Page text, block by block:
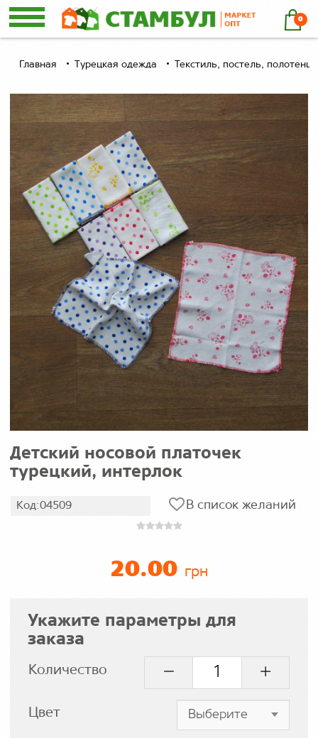
0
Главная Турецкая одежда Текстиль, постель, полотенца
Детский носовой платочек
турецкий, интерлок
Код:04509 В список желаний
20.00 грн
Укажите параметры для
заказа
Количество
Цвет